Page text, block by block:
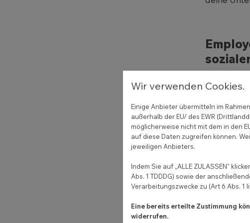
Durch
eine
Die
Wir verwenden Cookies.
Einige Anbieter übermitteln im
außerhalb der EU/ des EWR
möglicherweise nicht mit dem in den
auf diese Daten zugreifen können.
jeweiligen Anbieters.
Indem Sie auf „ALLE ZULASSEN"
Abs. 1 TDDDG) sowie der
Verarbeitungszwecke zu (Art 6 Abs. 1
Eine bereits erteilte Zustimmung
widerrufen.